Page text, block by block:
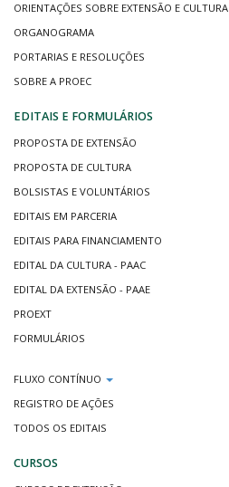
ORIENTAÇÕES SOBRE EXTENSÃO E CULTURA
ORGANOGRAMA
PORTARIAS E RESOLUÇÕES
SOBRE A PROEC
EDITAIS E FORMULÁRIOS
PROPOSTA DE EXTENSÃO
PROPOSTA DE CULTURA
BOLSISTAS E VOLUNTÁRIOS
EDITAIS EM PARCERIA
EDITAIS PARA FINANCIAMENTO
EDITAL DA CULTURA - PAAC
EDITAL DA EXTENSÃO - PAAE
PROEXT
FORMULÁRIOS
FLUXO CONTÍNUO
REGISTRO DE AÇÕES
TODOS OS EDITAIS
CURSOS